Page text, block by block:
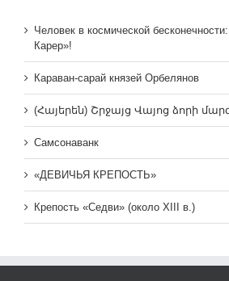
Человек в космической
Карер»!
Караван-сарай князей Орбелянов
(Հայերեն) Շրջայց Վայոց ձորի
Самсонаванк
«ДЕВИЧЬЯ КРЕПОСТЬ»
Крепость «Седви» (около XIII в.)